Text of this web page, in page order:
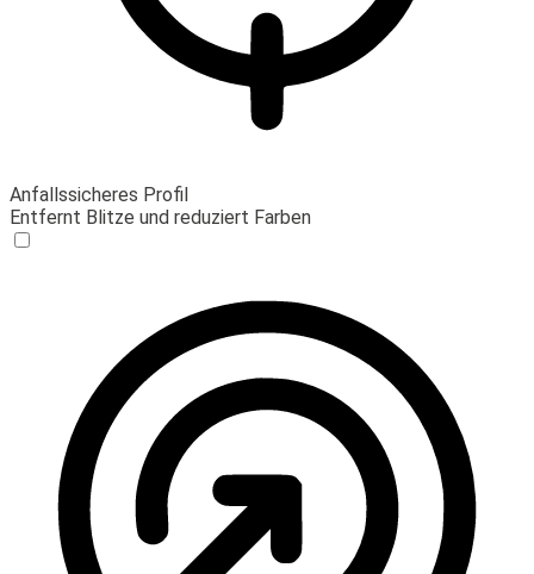
Anfallssicheres Profil
Entfernt Blitze und reduziert Farben